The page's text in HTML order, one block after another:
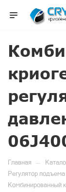
Главная —
Регулятор
Комбинированный